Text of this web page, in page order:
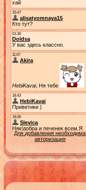
Для добавления необходима
авторизация